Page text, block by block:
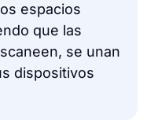
espacios
que las
se unan
dispositivos